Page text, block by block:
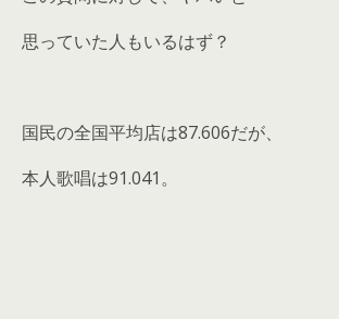
思っていた人もいるはず？
国民の全国平均店は87.606だが、
本人歌唱は91.041。